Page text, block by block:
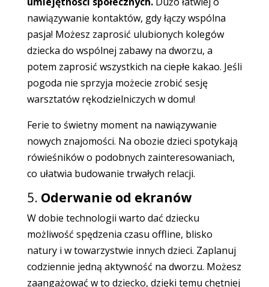
nawiązywanie kontaktów, gdy łączy wspólna
pasja! Możesz zaprosić ulubionych kolegów
dziecka do wspólnej zabawy na dworzu, a
potem zaprosić wszystkich na ciepłe kakao. Jeśli
pogoda nie sprzyja możecie zrobić sesję
warsztatów rękodzielniczych w domu!
Ferie to świetny moment na nawiązywanie
nowych znajomości. Na obozie dzieci spotykają
rówieśników o podobnych zainteresowaniach,
co ułatwia budowanie trwałych relacji.
5. Oderwanie od ekranów
W dobie technologii warto dać dziecku
możliwość spędzenia czasu offline, blisko
natury i w towarzystwie innych dzieci. Zaplanuj
codziennie jedną aktywność na dworzu. Możesz
zaangażować w to dziecko, dzięki temu chętniej